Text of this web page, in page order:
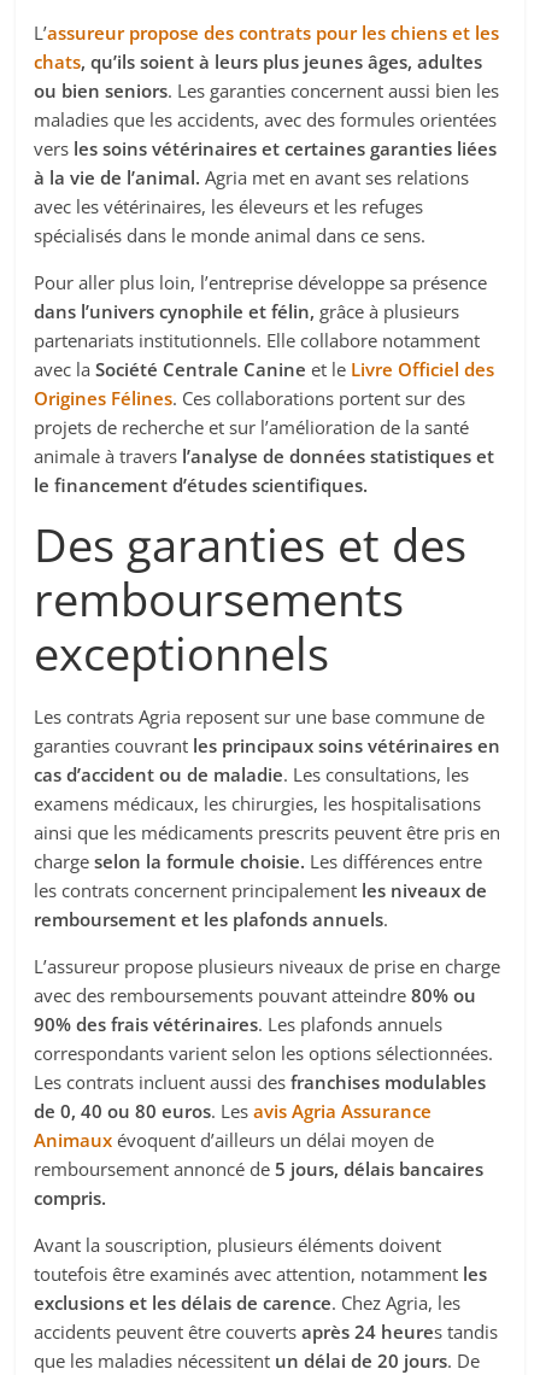
L’assureur propose des contrats pour les chiens et les
chats, qu’ils soient à leurs plus jeunes âges, adultes
ou bien seniors. Les garanties concernent aussi bien les
maladies que les accidents, avec des formules orientées
vers les soins vétérinaires et certaines garanties liées
à la vie de l’animal.Agria met en avant ses relations
avec les vétérinaires, les éleveurs et les refuges
spécialisés dans le monde animal dans ce sens.
Pour aller plus loin, l’entreprise développe sa présence
dans l’univers cynophile et félin, grâce à plusieurs
partenariats institutionnels. Elle collabore notamment
avec laSociété Centrale Canine et le Livre Officiel des
Origines Félines. Ces collaborations portent sur des
projets de recherche et sur l’amélioration de la santé
animale à travers l’analyse de données statistiques et
le financement d’études scientifiques.
Des garanties et des
remboursements
exceptionnels
Les contrats Agria reposent sur une base commune de
garanties couvrant les principaux soins vétérinaires en
cas d’accident ou de maladie. Les consultations, les
examens médicaux, les chirurgies, les hospitalisations
ainsi que les médicaments prescrits peuvent être pris en
chargeselon la formule choisie. Les différences entre
les contrats concernent principalement les niveaux de
remboursement et les plafonds annuels.
L’assureur propose plusieurs niveaux de prise en charge
avec des remboursements pouvant atteindre80% ou
90% des frais vétérinaires. Les plafonds annuels
correspondants varient selon les options sélectionnées.
Les contrats incluent aussi desfranchises modulables
de 0, 40 ou 80 euros. Lesavis Agria Assurance
Animaux évoquent d’ailleurs un délai moyen de
remboursement annoncé de5 jours, délais bancaires
compris.
Avant la souscription, plusieurs éléments doivent
toutefois être examinés avec attention, notamment les
exclusions et les délais de carence. Chez Agria, les
accidents peuvent être couvertsaprès 24 heures tandis
que les maladies nécessitent un délai de 20 jours. De